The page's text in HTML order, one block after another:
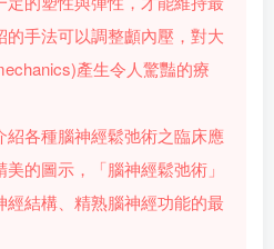
的手法可以調整顱內壓，對大
產生令人驚豔的療
紹各種腦神經鬆弛術之臨床應
的圖示，「腦神經鬆弛術」
經結構、精熟腦神經功能的最